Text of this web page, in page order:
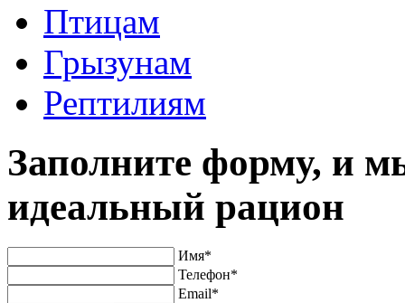
Птицам
Грызунам
Рептилиям
Заполните форму, и
идеальный рацион
Имя*
Телефон*
Email*